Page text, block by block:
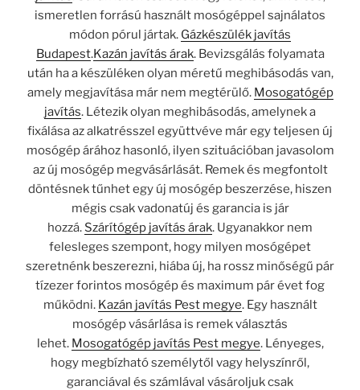
ismeretlen forrású használt mosógéppel sajnálatos
módon pórul jártak. Gázkészülék javítás
Budapest.Kazán javítás árak. Bevizsgálás folyamata
után ha a készüléken olyan méretű meghibásodás van,
amely megjavítása már nem megtérülő. Mosogatógép
javítás. Létezik olyan meghibásodás, amelynek a
fixálása az alkatrésszel együttvéve már egy teljesen új
mosógép árához hasonló, ilyen szituációban javasolom
az új mosógép megvásárlását. Remek és megfontolt
döntésnek tűnhet egy új mosógép beszerzése, hiszen
mégis csak vadonatúj és garancia is jár
hozzá. Szárítógép javítás árak. Ugyanakkor nem
felesleges szempont, hogy milyen mosógépet
szeretnénk beszerezni, hiába új, ha rossz minőségű pár
tízezer forintos mosógép és maximum pár évet fog
működni. Kazán javítás Pest megye. Egy használt
mosógép vásárlása is remek választás
lehet. Mosogatógép javítás Pest megye. Lényeges,
hogy megbízható személytől vagy helyszínről,
garanciával és számlával vásároljuk csak